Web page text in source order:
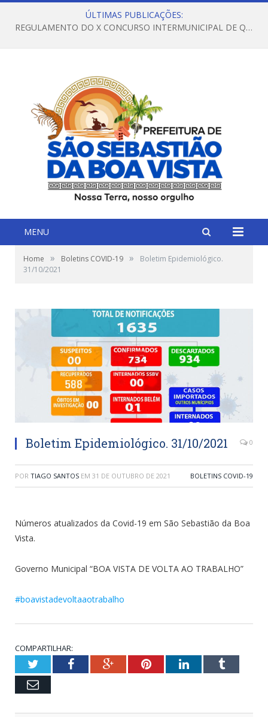
ÚLTIMAS PUBLICAÇÕES:
REGULAMENTO DO X CONCURSO INTERMUNICIPAL DE QUADRILHAS JUNINAS – 2026 – ARRAIÁ DA VENEZA
MENU
Home » Boletins COVID-19 »
Boletim Epidemiológico.
31/10/2021
Boletim Epidemiológico. 31/10/2021 0
POR TIAGO SANTOS EM 31 DE OUTUBRO DE 2021 BOLETINS COVID-19
Números atualizados da Covid-19 em São Sebastião da Boa
Vista.
Governo Municipal “BOA VISTA DE VOLTA AO TRABALHO”
#boavistadevoltaaotrabalho
COMPARTILHAR:
TwitterFacebookGoogle+PinterestLinkedInTumblr
Email